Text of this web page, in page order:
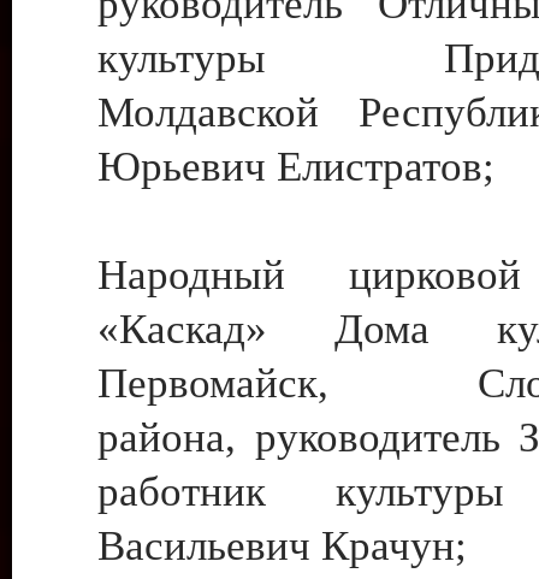
культуры
Молдавской
Юрьевич Елистратов;
Народный цирковой
«Каскад» Дома
Первомайск,
района, руководитель
работник культуры
Васильевич Крачун;